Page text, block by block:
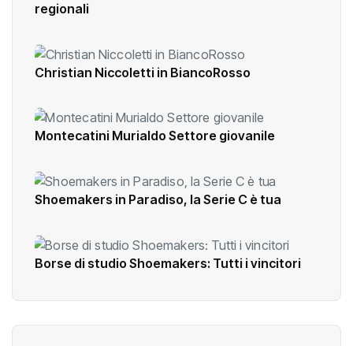
regionali
Christian Niccoletti in BiancoRosso
Montecatini Murialdo Settore giovanile
Shoemakers in Paradiso, la Serie C è tua
Borse di studio Shoemakers: Tutti i vincitori